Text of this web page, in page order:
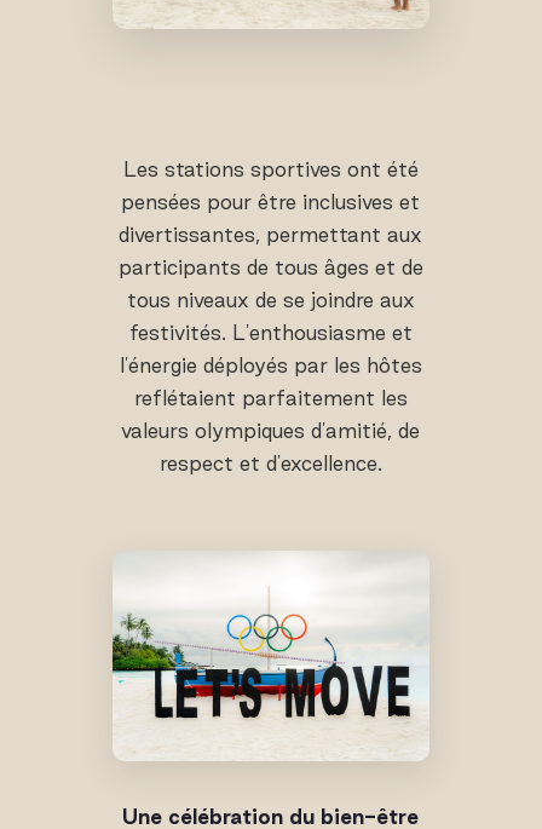
Les stations sportives ont été
pensées pour être inclusives et
divertissantes, permettant aux
participants de tous âges et de
tous niveaux de se joindre aux
festivités. L'enthousiasme et
l'énergie déployés par les hôtes
reflétaient parfaitement les
valeurs olympiques d'amitié, de
respect et d'excellence.
Une célébration du bien-être